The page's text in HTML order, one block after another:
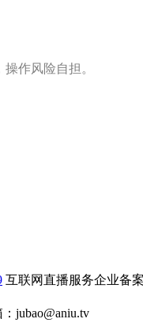
作风险自担。
互联网直播服务企业备
jubao@aniu.tv